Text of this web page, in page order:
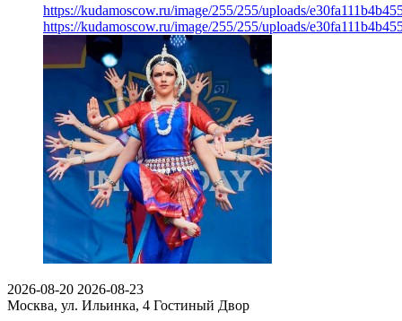
https://kudamoscow.ru/image/255/255/uploads/
https://kudamoscow.ru/image/255/255/uploads/
2026-08-20 2026-08-23
Москва, ул. Ильинка, 4 Гостиный Двор